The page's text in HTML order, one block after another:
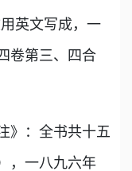
英文写成，一
卷第三、四合
：全书共十五
，一八九六年